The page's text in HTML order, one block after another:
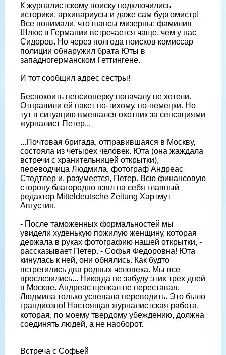
К журналистскому поиску подключились
историки, архивариусы и даже сам бургомистр!
Все понимали, что шансы мизерны: фамилия
Шлюс в Германии встречается чаще, чем у нас
Сидоров. Но через полгода поисков комиссар
полиции обнаружил брата Юты в
западногерманском Геттингене.
И тот сообщил адрес сестры!
Беспокоить пенсионерку поначалу не хотели.
Отправили ей пакет по-тихому, по-немецки. Но
тут в ситуацию вмешался охотник за сенсациями
журналист Петер...
...Почтовая бригада, отправившаяся в Москву,
состояла из четырех человек. Юта (она жаждала
встречи с хранительницей открытки),
переводчица Людмила, фотограф Андреас
Стедтлер и, разумеется, Петер. Всю финансовую
сторону благородно взял на себя главный
редактор Mitteldeutsche Zeitung Хартмут
Августин.
- После таможенных формальностей мы
увидели худенькую пожилую женщину, которая
держала в руках фотографию нашей открытки, -
рассказывает Петер. - Софья Федоровна! Юта
кинулась к ней, они обнялись. Как будто
встретились два родных человека. Мы все
прослезились... Никогда не забуду этих трех дней
в Москве. Андреас щелкал не переставая.
Людмила только успевала переводить. Это было
грандиозно! Настоящая журналистская работа,
которая, по моему твердому убеждению, должна
соединять людей, а не наоборот.
Встреча с Софьей